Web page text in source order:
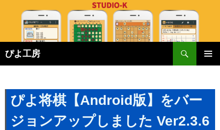
ぴよ工房
索
ぴよ将棋【Android版】をバー
ジョンアップしました Ver2.3.6